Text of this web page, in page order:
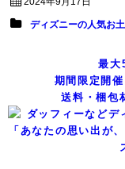
ディズニーの人気お
最大
期間限定開
送料・梱包
「あなたの思い出が